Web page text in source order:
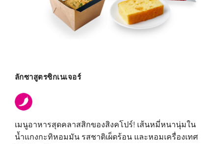
ลักซาสูตรซิกเนเจอร์
เมนูอาหารสุดคลาสสิกของสิงคโปร์! เส้นหมี่หนานุ่มใน
น้ำแกงกะทิหอมมัน รสชาติเผ็ดร้อน และหอมเครื่องเทศ